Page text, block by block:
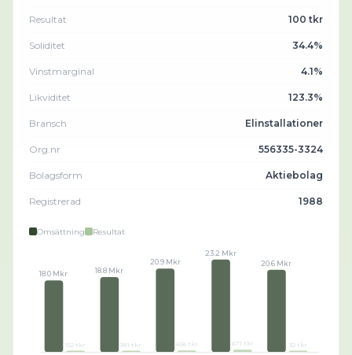
Resultat 100 tkr
Soliditet 34.4%
Vinstmarginal 4.1%
Likviditet 123.3%
Bransch Elinstallationer
Org.nr 556335-3324
Bolagsform Aktiebolag
Registrerad 1988
Omsättning Resultat
18.0 Mkr
152 tkr
18.8 Mkr
381 tkr
20.9 Mkr
458 tkr
23.2 Mkr
671 tkr
20.6 Mkr
32 tkr